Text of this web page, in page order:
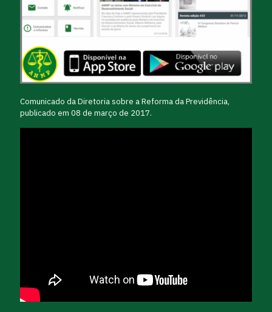
Comunicado da Diretoria sobre a Reforma da Previdência,
publicado em 08 de março de 2017.